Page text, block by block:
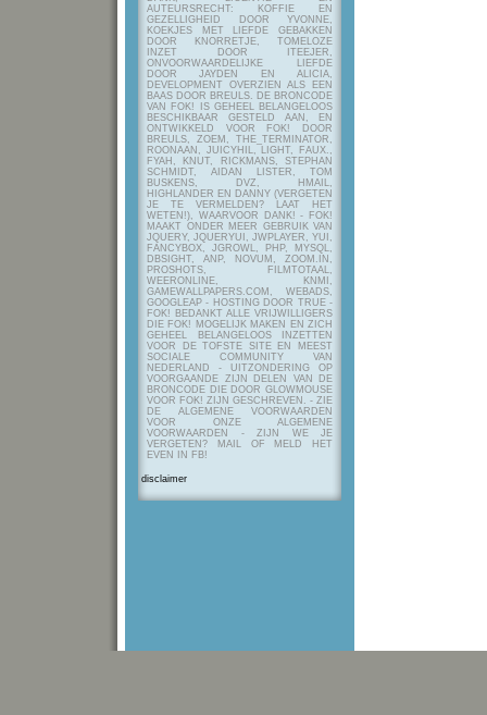
AUTEURSRECHT: KOFFIE EN
GEZELLIGHEID DOOR YVONNE,
KOEKJES MET LIEFDE GEBAKKEN
DOOR KNORRETJE, TOMELOZE
INZET DOOR ITEEJER,
ONVOORWAARDELIJKE LIEFDE
DOOR JAYDEN EN ALICIA,
DEVELOPMENT OVERZIEN ALS EEN
BAAS DOOR BREULS. DE BRONCODE
VAN FOK! IS GEHEEL BELANGELOOS
BESCHIKBAAR GESTELD AAN, EN
ONTWIKKELD VOOR FOK! DOOR
BREULS, ZOEM, THE_TERMINATOR,
ROONAAN, JUICYHIL, LIGHT, FAUX.,
FYAH, KNUT, RICKMANS, STEPHAN
SCHMIDT, AIDAN LISTER, TOM
BUSKENS, DVZ, HMAIL,
HIGHLANDER EN DANNY (VERGETEN
JE TE VERMELDEN? LAAT HET
WETEN!), WAARVOOR DANK! - FOK!
MAAKT ONDER MEER GEBRUIK VAN
JQUERY, JQUERYUI, JWPLAYER, YUI,
FANCYBOX, JGROWL, PHP, MYSQL,
DBSIGHT, ANP, NOVUM, ZOOM.IN,
PROSHOTS, FILMTOTAAL,
WEERONLINE, KNMI,
GAMEWALLPAPERS.COM, WEBADS,
GOOGLEAP - HOSTING DOOR TRUE -
FOK! BEDANKT ALLE VRIJWILLIGERS
DIE FOK! MOGELIJK MAKEN EN ZICH
GEHEEL BELANGELOOS INZETTEN
VOOR DE TOFSTE SITE EN MEEST
SOCIALE COMMUNITY VAN
NEDERLAND - UITZONDERING OP
VOORGAANDE ZIJN DELEN VAN DE
BRONCODE DIE DOOR GLOWMOUSE
VOOR FOK! ZIJN GESCHREVEN. - ZIE
DE ALGEMENE VOORWAARDEN
VOOR ONZE ALGEMENE
VOORWAARDEN - ZIJN WE JE
VERGETEN? MAIL OF MELD HET
EVEN IN FB!
disclaimer